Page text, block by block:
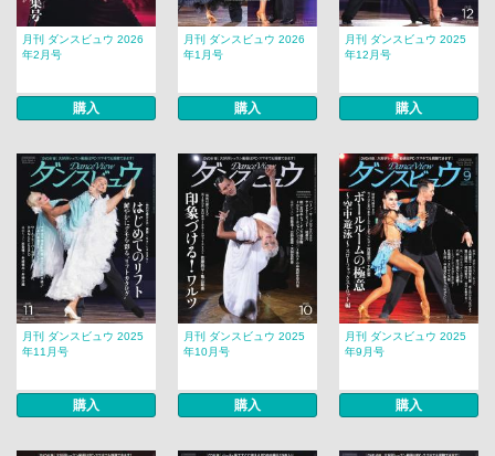
月刊 ダンスビュウ 2026
年2月号
購入
月刊 ダンスビュウ 2026
年1月号
購入
月刊 ダンスビュウ 2025
年12月号
購入
月刊 ダンスビュウ 2025
年11月号
購入
月刊 ダンスビュウ 2025
年10月号
購入
月刊 ダンスビュウ 2025
年9月号
購入